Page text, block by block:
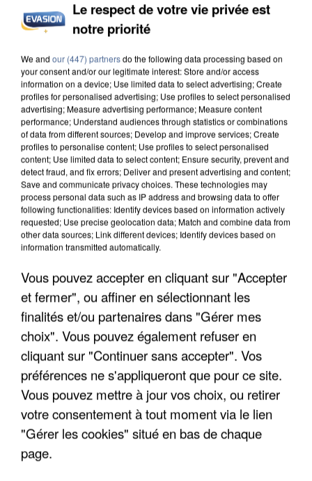
DE SOLIDARITÉ AVEC LES...
APRÈS TOUTES CES CANICULES, LES REFUGES
DE FAUNE SAUVAGE SONT...
Le respect de votre vie privée est
notre priorité
We and our (447) partnersdo the following data processing based on
your consent and/or our legitimate interest: Store and/or access
information on a device; Use limited data to select advertising; Create
profiles for personalised advertising; Use profiles to select personalised
advertising; Measure advertising performance; Measure content
performance; Understand audiences through statistics or combinations
of data from different sources; Develop and improve services; Create
profiles to personalise content; Use profiles to select personalised
content; Use limited data to select content; Ensure security, prevent and
detect fraud, and fix errors; Deliver and present advertising and content;
Save and communicate privacy choices. These technologies may
process personal data such as IP address and browsing data to offer
following functionalities: Identify devices based on information actively
requested; Use precise geolocation data; Match and combine data from
other data sources; Link different devices; Identify devices based on
information transmitted automatically.
Vous pouvez accepter en cliquant sur "Accepter
et fermer", ou affiner en sélectionnant les
finalités et/ou partenaires dans "Gérer mes
choix". Vous pouvez également refuser en
cliquant sur "Continuer sans accepter". Vos
préférences ne s'appliqueront que pour ce site.
Vous pouvez mettre à jour vos choix, ou retirer
votre consentement à tout moment via le lien
"Gérer les cookies" situé en bas de chaque
page.